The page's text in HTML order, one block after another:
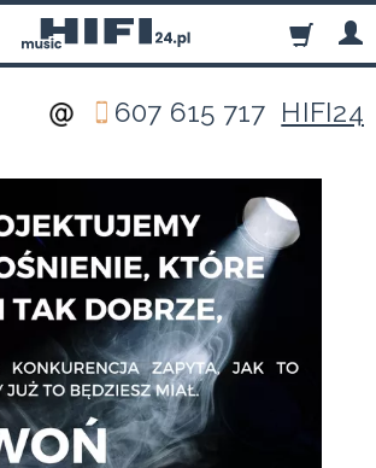
607 615 717 HIFI24